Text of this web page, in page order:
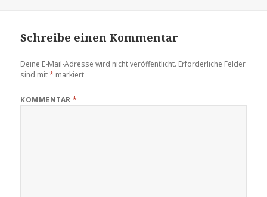
Schreibe einen Kommentar
Deine E-Mail-Adresse wird nicht veröffentlicht. Erforderliche Felder
sind mit* markiert
KOMMENTAR*